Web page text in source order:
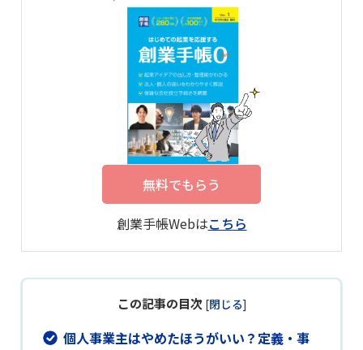
無料でもらう
創業手帳Webはこちら
この記事の目次 [閉じる]
個人事業主はやめたほうがいい？定義・事